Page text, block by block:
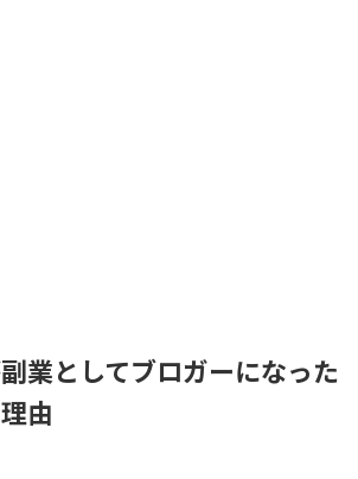
業としてブロガーになった
由